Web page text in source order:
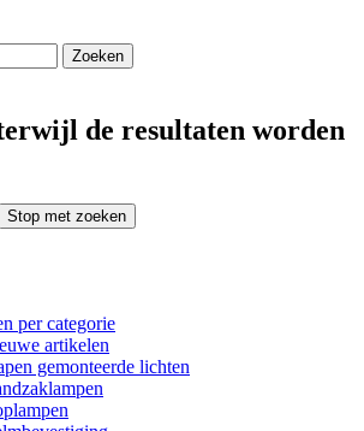
de resultaten worden
Stop met zoeken
per categorie
artikelen
gemonteerde lichten